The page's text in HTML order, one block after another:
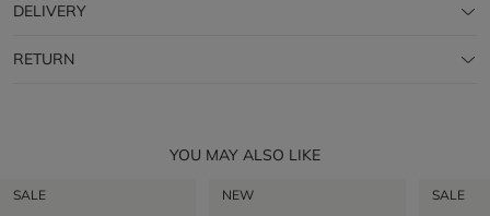
DELIVERY
RETURN
YOU MAY ALSO LIKE
SALE NEW SALE